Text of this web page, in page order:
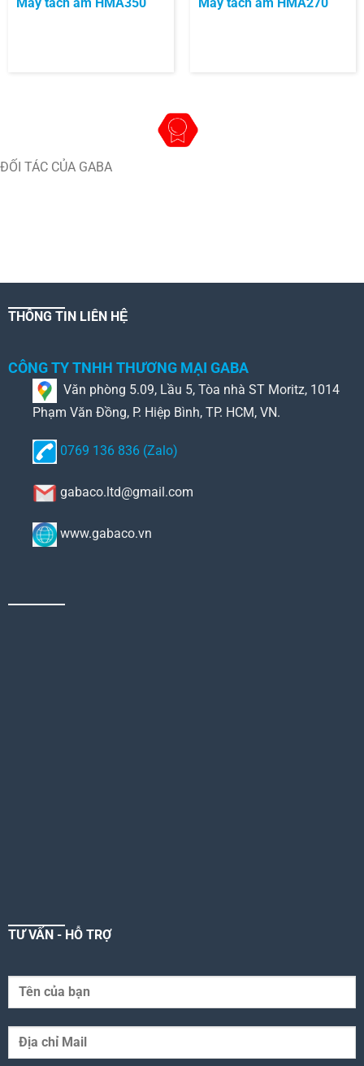
ĐỐI TÁC CỦA GABA
THÔNG TIN LIÊN HỆ
CÔNG TY TNHH THƯƠNG MẠI GABA
Văn phòng 5.09, Lầu 5, Tòa nhà ST Moritz, 1014
Phạm Văn Đồng, P. Hiệp Bình, TP. HCM, VN.
0769 136 836 (Zalo)
gabaco.ltd@gmail.com
www.gabaco.vn
TƯ VẤN - HỖ TRỢ